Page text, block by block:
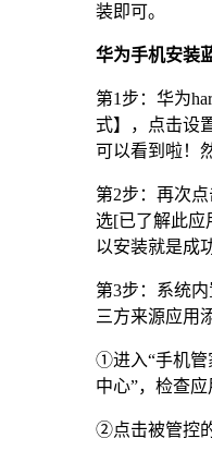
装即可。
华为手机安装
第1步：华为
式】，点击设
可以看到啦！
第2步：再次
选[已了解此应
以安装就是成
第3步：系统
三方来源应用
①进入“手机管
中心”，检查
②点击被管控